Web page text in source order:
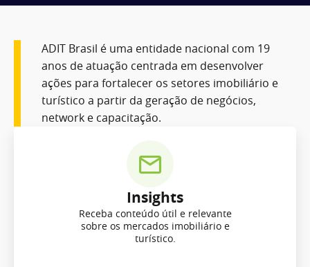
ADIT Brasil é uma entidade nacional com 19
anos de atuação centrada em desenvolver
ações para fortalecer os setores imobiliário e
turístico a partir da geração de negócios,
network e capacitação.
Insights
Receba conteúdo útil e relevante
sobre os mercados imobiliário e
turístico.